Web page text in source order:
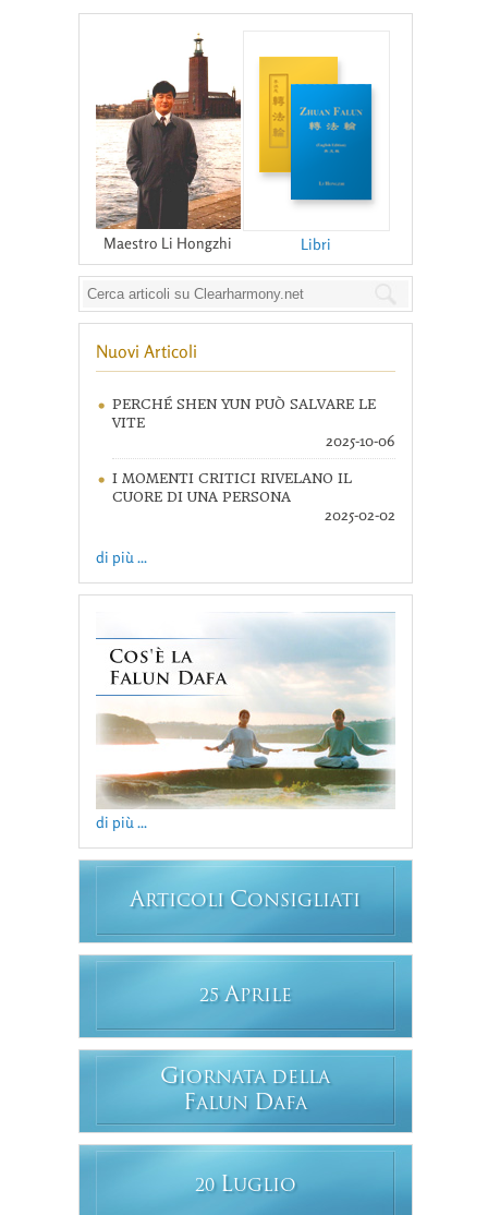
Maestro Li Hongzhi Libri
Nuovi Articoli
PERCHÉ SHEN YUN PUÒ SALVARE LE
VITE
2025-10-06
I MOMENTI CRITICI RIVELANO IL
CUORE DI UNA PERSONA
2025-02-02
di più ...
di più ...
ARTICOLI CONSIGLIATI
25 APRILE
GIORNATA DELLA
FALUN DAFA
20 LUGLIO